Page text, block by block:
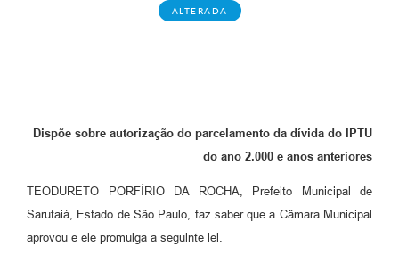
ALTERADA
Dispõe sobre autorização do parcelamento da dívida do IPTU
do ano 2.000 e anos anteriores
TEODURETO PORFÍRIO DA ROCHA, Prefeito Municipal de
Sarutaiá, Estado de São Paulo, faz saber que a Câmara Municipal
aprovou e ele promulga a seguinte lei.